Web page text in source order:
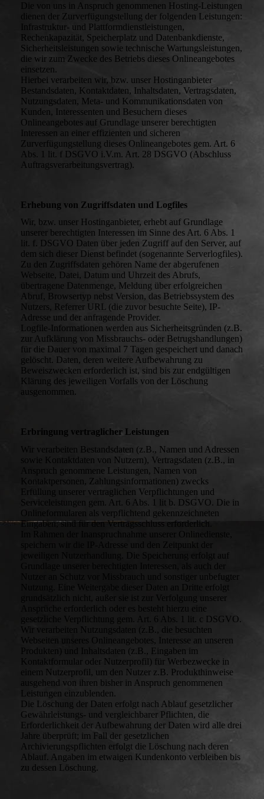
Die von uns in Anspruch genommenen Hosting-Leistungen
dienen der Zurverfügungstellung der folgenden Leistungen:
Infrastruktur- und Plattformdienstleistungen,
Rechenkapazität, Speicherplatz und Datenbankdienste,
Sicherheitsleistungen sowie technische Wartungsleistungen,
die wir zum Zwecke des Betriebs dieses Onlineangebotes
einsetzen.
Hierbei verarbeiten wir, bzw. unser Hostinganbieter
Bestandsdaten, Kontaktdaten, Inhaltsdaten, Vertragsdaten,
Nutzungsdaten, Meta- und Kommunikationsdaten von
Kunden, Interessenten und Besuchern dieses
Onlineangebotes auf Grundlage unserer berechtigten
Interessen an einer effizienten und sicheren
Zurverfügungstellung dieses Onlineangebotes gem. Art. 6
Abs. 1 lit. f DSGVO i.V.m. Art. 28 DSGVO (Abschluss
Auftragsverarbeitungsvertrag).
Erhebung von Zugriffsdaten und Logfiles
Wir, bzw. unser Hostinganbieter, erhebt auf Grundlage
unserer berechtigten Interessen im Sinne des Art. 6 Abs. 1
lit. f. DSGVO Daten über jeden Zugriff auf den Server, auf
dem sich dieser Dienst befindet (sogenannte Serverlogfiles).
Zu den Zugriffsdaten gehören Name der abgerufenen
Webseite, Datei, Datum und Uhrzeit des Abrufs,
übertragene Datenmenge, Meldung über erfolgreichen
Abruf, Browsertyp nebst Version, das Betriebssystem des
Nutzers, Referrer URL (die zuvor besuchte Seite), IP-
Adresse und der anfragende Provider.
Logfile-Informationen werden aus Sicherheitsgründen (z.B.
zur Aufklärung von Missbrauchs- oder Betrugshandlungen)
für die Dauer von maximal 7 Tagen gespeichert und danach
gelöscht. Daten, deren weitere Aufbewahrung zu
Beweiszwecken erforderlich ist, sind bis zur endgültigen
Klärung des jeweiligen Vorfalls von der Löschung
ausgenommen.
Erbringung vertraglicher Leistungen
Wir verarbeiten Bestandsdaten (z.B., Namen und Adressen
sowie Kontaktdaten von Nutzern), Vertragsdaten (z.B., in
Anspruch genommene Leistungen, Namen von
Kontaktpersonen, Zahlungsinformationen) zwecks
Erfüllung unserer vertraglichen Verpflichtungen und
Serviceleistungen gem. Art. 6 Abs. 1 lit b. DSGVO. Die in
Onlineformularen als verpflichtend gekennzeichneten
Eingaben, sind für den Vertragsschluss erforderlich.
Im Rahmen der Inanspruchnahme unserer Onlinedienste,
speichern wir die IP-Adresse und den Zeitpunkt der
jeweiligen Nutzerhandlung. Die Speicherung erfolgt auf
Grundlage unserer berechtigten Interessen, als auch der
Nutzer an Schutz vor Missbrauch und sonstiger unbefugter
Nutzung. Eine Weitergabe dieser Daten an Dritte erfolgt
grundsätzlich nicht, außer sie ist zur Verfolgung unserer
Ansprüche erforderlich oder es besteht hierzu eine
gesetzliche Verpflichtung gem. Art. 6 Abs. 1 lit. c DSGVO.
Wir verarbeiten Nutzungsdaten (z.B., die besuchten
Webseiten unseres Onlineangebotes, Interesse an unseren
Produkten) und Inhaltsdaten (z.B., Eingaben im
Kontaktformular oder Nutzerprofil) für Werbezwecke in
einem Nutzerprofil, um den Nutzer z.B. Produkthinweise
ausgehend von ihren bisher in Anspruch genommenen
Leistungen einzublenden.
Die Löschung der Daten erfolgt nach Ablauf gesetzlicher
Gewährleistungs- und vergleichbarer Pflichten, die
Erforderlichkeit der Aufbewahrung der Daten wird alle drei
Jahre überprüft; im Fall der gesetzlichen
Archivierungspflichten erfolgt die Löschung nach deren
Ablauf. Angaben im etwaigen Kundenkonto verbleiben bis
zu dessen Löschung.